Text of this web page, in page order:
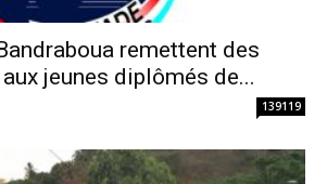
remettent des
jeunes diplômés de...
139119